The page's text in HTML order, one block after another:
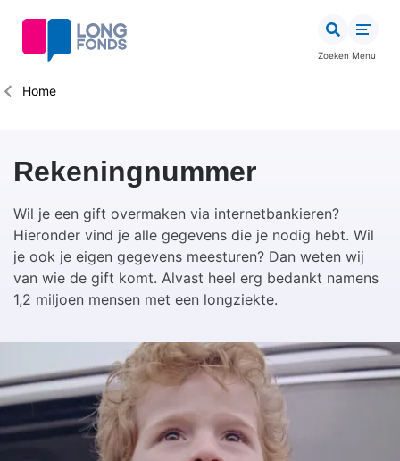
inhoud
Zoeken Menu
Kruimelpad
Home
Rekeningnummer
Wil je een gift overmaken via internetbankieren?
Hieronder vind je alle gegevens die je nodig hebt. Wil
je ook je eigen gegevens meesturen? Dan weten wij
van wie de gift komt. Alvast heel erg bedankt namens
1,2 miljoen mensen met een longziekte.